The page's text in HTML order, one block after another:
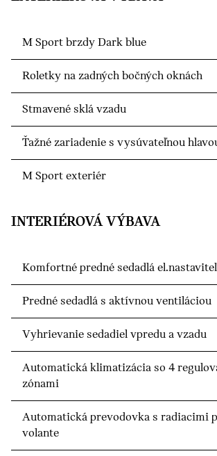
M Sport brzdy Dark blue
Roletky na zadných bočných oknách
Stmavené sklá vzadu
Ťažné zariadenie s vysúvateľnou
M Sport exteriér
INTERIÉROVÁ VÝBAVA
Komfortné predné sedadlá
Predné sedadlá s aktívnou ventiláciou
Vyhrievanie sedadiel vpredu a vzadu
Automatická klimatizácia so 4
zónami
Automatická prevodovka s radiacimi
volante